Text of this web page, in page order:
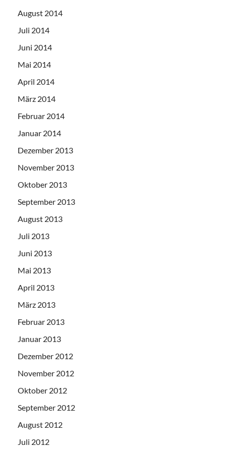
August 2014
Juli 2014
Juni 2014
Mai 2014
April 2014
März 2014
Februar 2014
Januar 2014
Dezember 2013
November 2013
Oktober 2013
September 2013
August 2013
Juli 2013
Juni 2013
Mai 2013
April 2013
März 2013
Februar 2013
Januar 2013
Dezember 2012
November 2012
Oktober 2012
September 2012
August 2012
Juli 2012